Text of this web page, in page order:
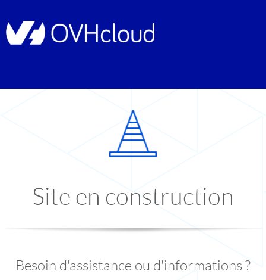
Site en construction
Besoin d'assistance ou d'informations ?